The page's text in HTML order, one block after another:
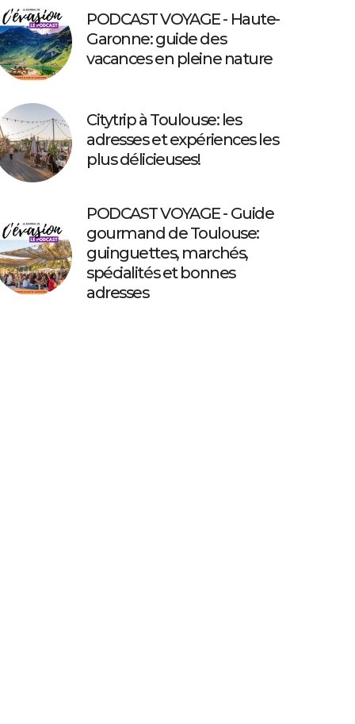
PODCAST VOYAGE - Haute-
Garonne: guide des
vacances en pleine nature
Citytrip à Toulouse: les
adresses et expériences les
plus délicieuses!
PODCAST VOYAGE - Guide
gourmand de Toulouse:
guinguettes, marchés,
spécialités et bonnes
adresses